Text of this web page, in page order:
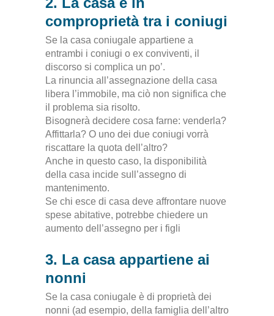
comproprietà tra i coniugi
Se la casa coniugale appartiene a
entrambi i coniugi o ex conviventi, il
discorso si complica un po’.
La rinuncia all’assegnazione della casa
libera l’immobile, ma ciò non significa che
il problema sia risolto.
Bisognerà decidere cosa farne: venderla?
Affittarla? O uno dei due coniugi vorrà
riscattare la quota dell’altro?
Anche in questo caso, la disponibilità
della casa incide sull’assegno di
mantenimento.
Se chi esce di casa deve affrontare nuove
spese abitative, potrebbe chiedere un
aumento dell’assegno per i figli
3. La casa appartiene ai
nonni
Se la casa coniugale è di proprietà dei
nonni (ad esempio, della famiglia dell’altro